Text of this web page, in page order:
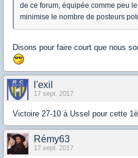
de ce forum, équipée comme peu
minimise le nombre de posteurs
Disons pour faire court que nous
l'exil
17 sept. 2017
Victoire 27-10 à Ussel pour cette
Rémy63
17 sept. 2017